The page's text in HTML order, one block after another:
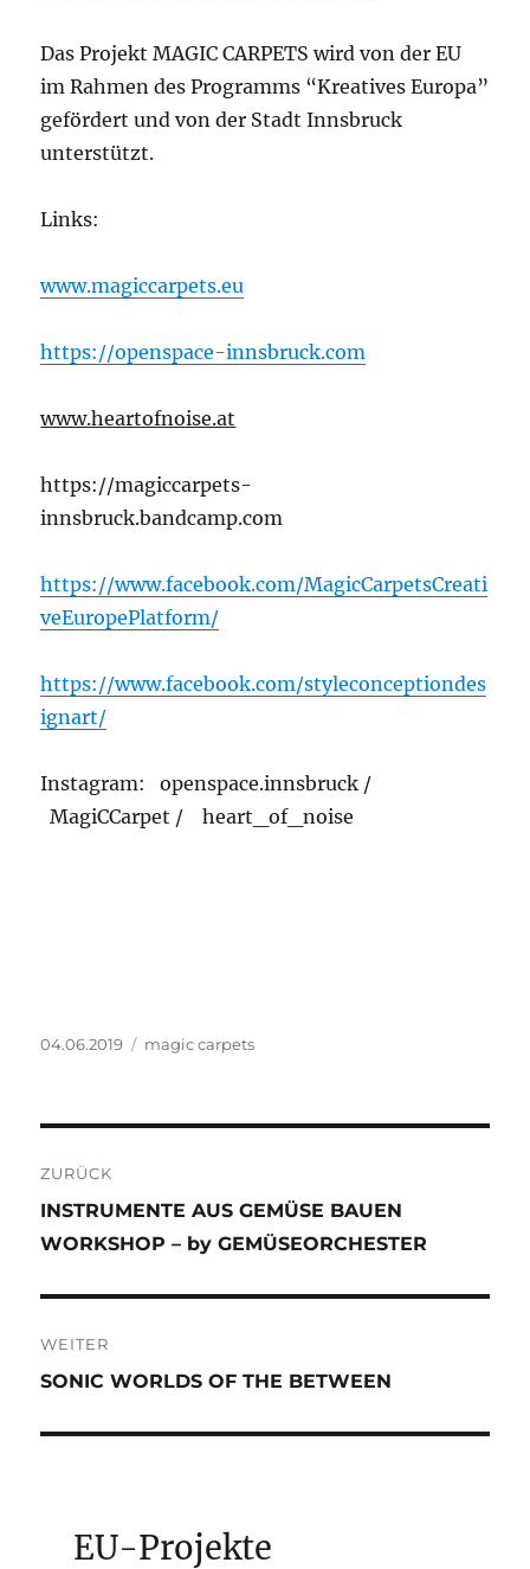
Das Projekt MAGIC CARPETS wird von der EU
im Rahmen des Programms “Kreatives Europa”
gefördert und von der Stadt Innsbruck
unterstützt.
Links:
www.magiccarpets.eu
https://openspace-innsbruck.com
www.heartofnoise.at
https://magiccarpets-
innsbruck.bandcamp.com
https://www.facebook.com/MagicCarpetsCreati
veEuropePlatform/
https://www.facebook.com/styleconceptiondes
ignart/
Instagram: openspace.innsbruck /
MagiCCarpet /heart_of_noise
Veröffentlicht
04.06.2019 Kategorien
magic carpets
ZURÜCK
Vorheriger
Beitrag:
INSTRUMENTE AUS GEMÜSE BAUEN
WORKSHOP – by GEMÜSEORCHESTER
WEITER
Nächster
SONIC WORLDS OF THE BETWEEN
EU-Projekte